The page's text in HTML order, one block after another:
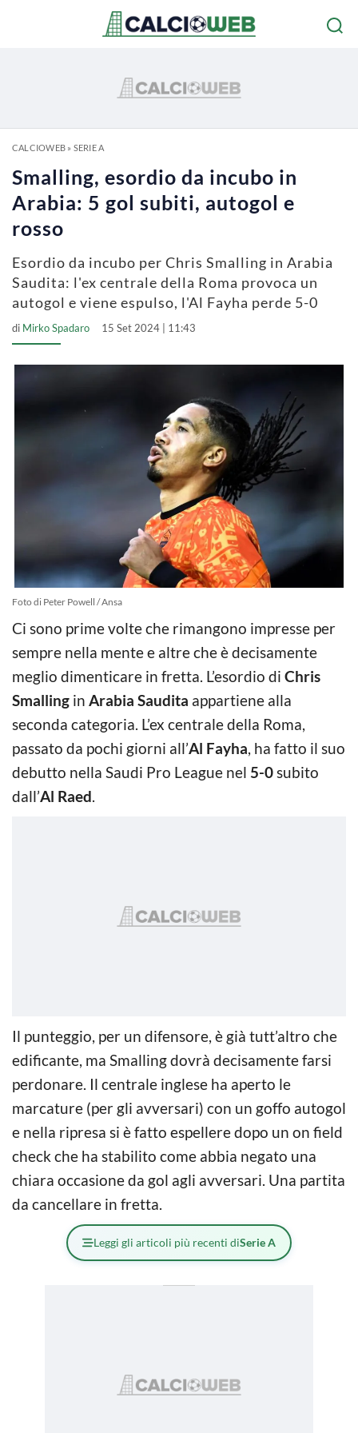
CALCIOWEB» SERIE A
Smalling, esordio da incubo in
Arabia: 5 gol subiti, autogol e
rosso
Esordio da incubo per Chris Smalling in Arabia
Saudita: l'ex centrale della Roma provoca un
autogol e viene espulso, l'Al Fayha perde 5-0
di Mirko Spadaro 15 Set 2024 | 11:43
Foto di Peter Powell / Ansa
Ci sono prime volte che rimangono impresse per
sempre nella mente e altre che è decisamente
meglio dimenticare in fretta. L’esordio di Chris
Smalling in Arabia Saudita appartiene alla
seconda categoria. L’ex centrale della Roma,
passato da pochi giorni all’Al Fayha, ha fatto il suo
debutto nella Saudi Pro League nel 5-0subito
dall’Al Raed.
Il punteggio, per un difensore, è già tutt’altro che
edificante, ma Smalling dovrà decisamente farsi
perdonare. Il centrale inglese ha aperto le
marcature (per gli avversari) con un goffo autogol
e nella ripresa si è fatto espellere dopo un on field
check che ha stabilito come abbia negato una
chiara occasione da gol agli avversari. Una partita
da cancellare in fretta.
Leggi gli articoli più recenti diSerie A